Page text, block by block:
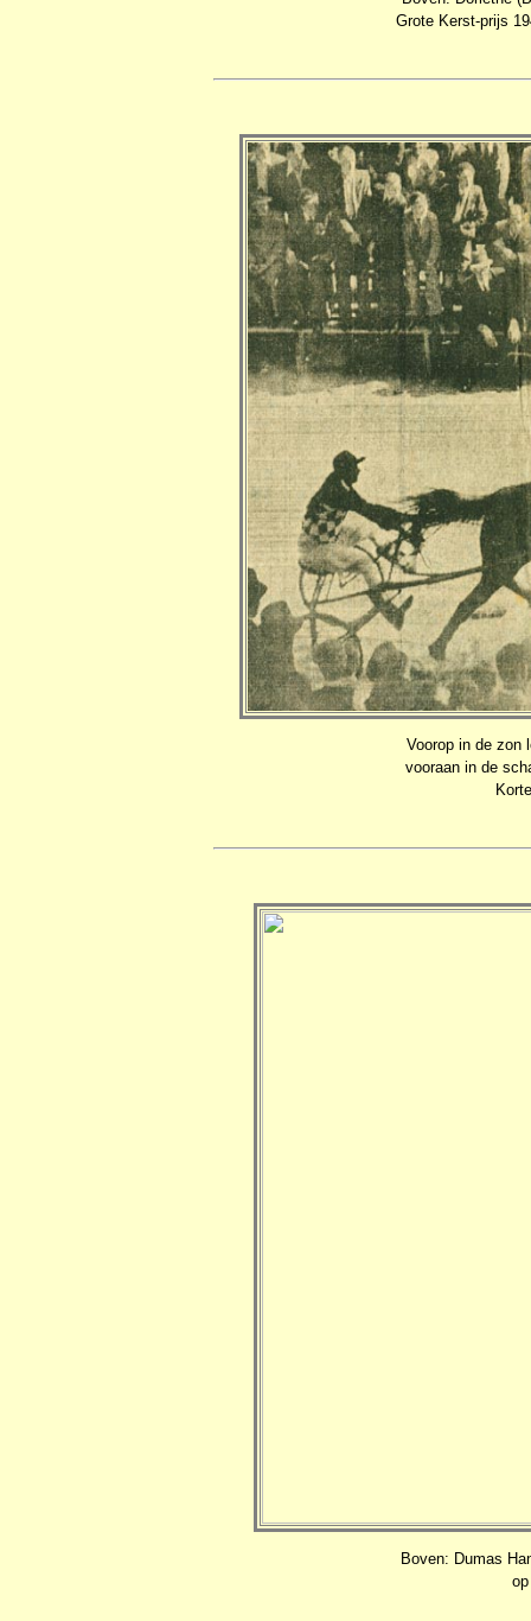
Grote Kerst-prijs
Voorop in de zon
vooraan in de
Boven: Dumas